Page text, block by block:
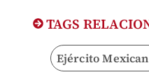
TAGS
Ejército